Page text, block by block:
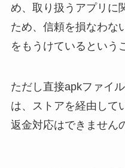
め、取り扱うアプリに
ため、信頼を損なわな
をもうけているという
ただし直接apkファイ
は、ストアを経由して
返金対応はできません